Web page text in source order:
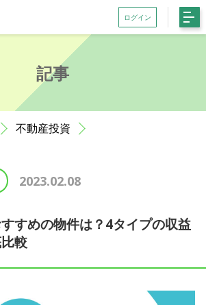
ログイン
ない方はこちら
よくある質問
記事
不動産投資
2023.02.08
すめの物件は？4タイプの収益
較